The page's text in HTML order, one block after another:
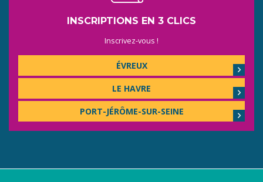
INSCRIPTIONS EN 3 CLICS
Inscrivez-vous !
ÉVREUX
LE HAVRE
PORT-JÉRÔME-SUR-SEINE